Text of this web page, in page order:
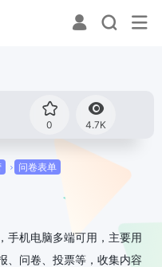
0 4.7K
问卷表单
手机电脑多端可用，主要用
、问卷、投票等，收集内容